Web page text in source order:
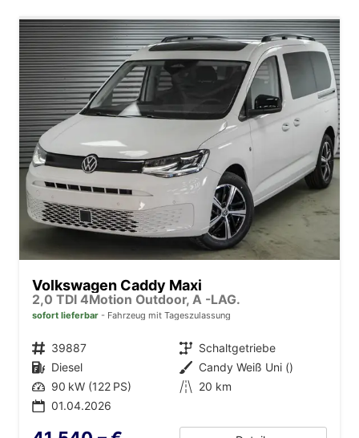
Volkswagen Caddy Maxi
2,0 TDI 4Motion Outdoor, A -LAG.
sofort lieferbar Fahrzeug mit Tageszulassung
Fahrzeugnr. 39887 Getriebe Schaltgetriebe
Kraftstoff Diesel Außenfarbe Candy Weiß Uni ()
Leistung 90 kW (122 PS) Kilometerstand 20 km
01.04.2026